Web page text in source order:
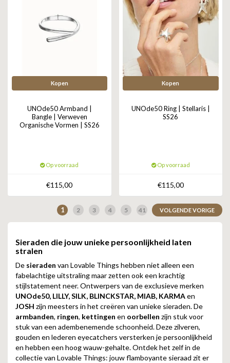
Kopen
UNOde50 Armband |
Bangle | Verweven
Organische Vormen | SS26
Op voorraad
€115,00
Kopen
UNOde50 Ring | Stellaris |
SS26
Op voorraad
€115,00
1 2 3 4 5 41 VOLGENDE VORIGE
Sieraden die jouw unieke persoonlijkheid laten
stralen
De sieraden van Lovable Things hebben niet alleen een
fabelachtige uitstraling maar zetten ook een krachtig
stijlstatement neer. Ontwerpers van de exclusieve merken
UNOde50, LILLY,SILK, BLINCKSTAR, MIAB, KARMAen
JOSH zijn meesters in het creëren van unieke sieraden. De
armbanden, ringen, kettingen en oorbellen zijn stuk voor
stuk van een adembenemende schoonheid. Deze zilveren,
gouden en lederen eyecatchers versterken je persoonlijkheid
en hebben een hoog wauw-gehalte. Ontdek het zelf in de
collectie van Lovable Things: jouw flamboyante sieraad zit er